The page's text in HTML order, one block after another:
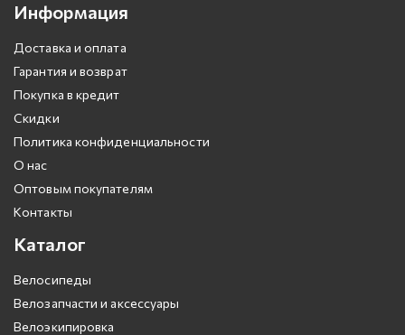
Информация
Доставка и оплата
Гарантия и возврат
Покупка в кредит
Скидки
Политика конфиденциальности
О нас
Оптовым покупателям
Контакты
Каталог
Велосипеды
Велозапчасти и аксессуары
Велоэкипировка